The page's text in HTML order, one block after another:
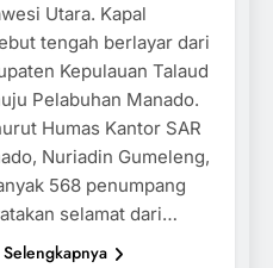
Utara. Kapal
tengah berlayar dari
Kepulauan Talaud
Pelabuhan Manado.
Humas Kantor SAR
Nuriadin Gumeleng,
568 penumpang
selamat dari…
Selengkapnya